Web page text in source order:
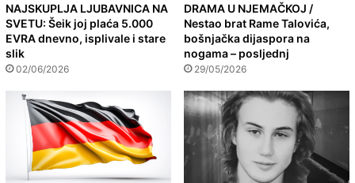
NAJSKUPLJA LJUBAVNICA NA
SVETU: Šeik joj plaća 5.000
EVRA dnevno, isplivale i stare
slik
02/06/2026
DRAMA U NJEMAČKOJ /
Nestao brat Rame Talovića,
bošnjačka dijaspora na
nogama – posljednj
29/05/2026